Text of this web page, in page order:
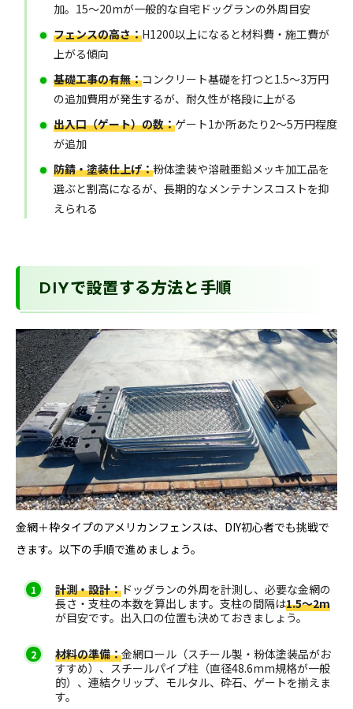
加。15〜20mが一般的な自宅ドッグランの外周目安
フェンスの高さ：H1200以上になると材料費・施工費が
上がる傾向
基礎工事の有無：コンクリート基礎を打つと1.5〜3万円
の追加費用が発生するが、耐久性が格段に上がる
出入口（ゲート）の数：ゲート1か所あたり2〜5万円程度
が追加
防錆・塗装仕上げ：粉体塗装や溶融亜鉛メッキ加工品を
選ぶと割高になるが、長期的なメンテナンスコストを抑
えられる
DIYで設置する方法と手順
金網＋枠タイプのアメリカンフェンスは、DIY初心者でも挑戦で
きます。以下の手順で進めましょう。
計測・設計： ドッグランの外周を計測し、必要な金網の
長さ・支柱の本数を算出します。支柱の間隔は1.5〜2m
が目安です。出入口の位置も決めておきましょう。
材料の準備：金網ロール（スチール製・粉体塗装品がお
すすめ）、スチールパイプ柱（直径48.6mm規格が一般
的）、連結クリップ、モルタル、砕石、ゲートを揃えま
す。